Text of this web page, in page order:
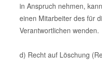
in Anspruch nehmen,
einen Mitarbeiter des für
Verantwortlichen wenden.
d) Recht auf Löschung